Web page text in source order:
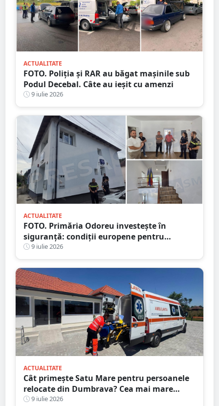
ACTUALITATE
FOTO. Poliția și RAR au băgat mașinile sub
Podul Decebal. Câte au ieșit cu amenzi
9 iulie 2026
ACTUALITATE
FOTO. Primăria Odoreu investește în
siguranță: condiții europene pentru
polițiști. Sediul Poliției, complet reabilitat
9 iulie 2026
ACTUALITATE
Cât primește Satu Mare pentru persoanele
relocate din Dumbrava? Cea mai mare
alocare din țară
9 iulie 2026